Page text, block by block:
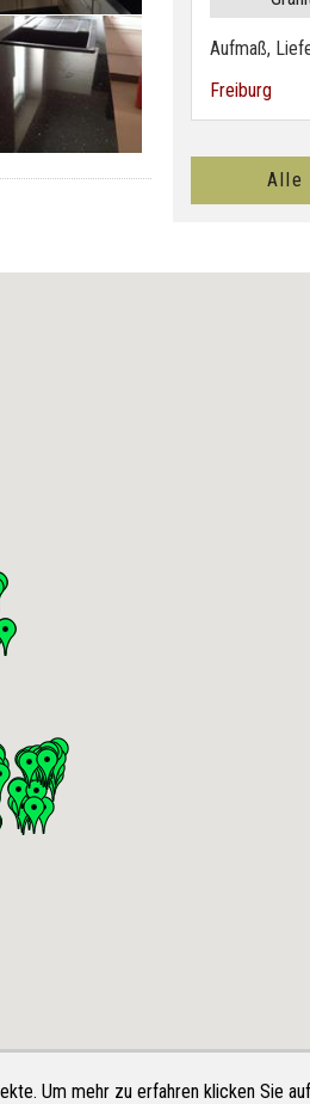
Aufmaß,
Freiburg
Alle
Um mehr zu erfahren klicken Sie